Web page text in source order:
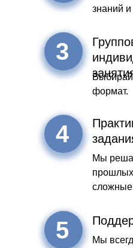
знаний и
Выбирай
формат.
3
Мы
прошлых
4
Мы
5